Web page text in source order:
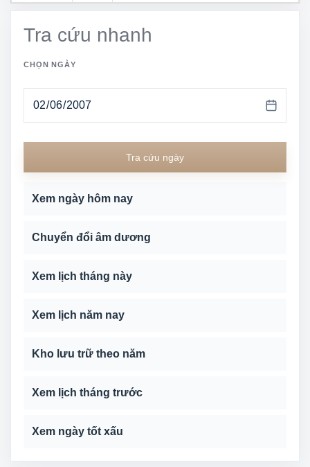
Tra cứu nhanh
CHỌN NGÀY
Tra cứu ngày
Xem ngày hôm nay
Chuyển đổi âm dương
Xem lịch tháng này
Xem lịch năm nay
Kho lưu trữ theo năm
Xem lịch tháng trước
Xem ngày tốt xấu